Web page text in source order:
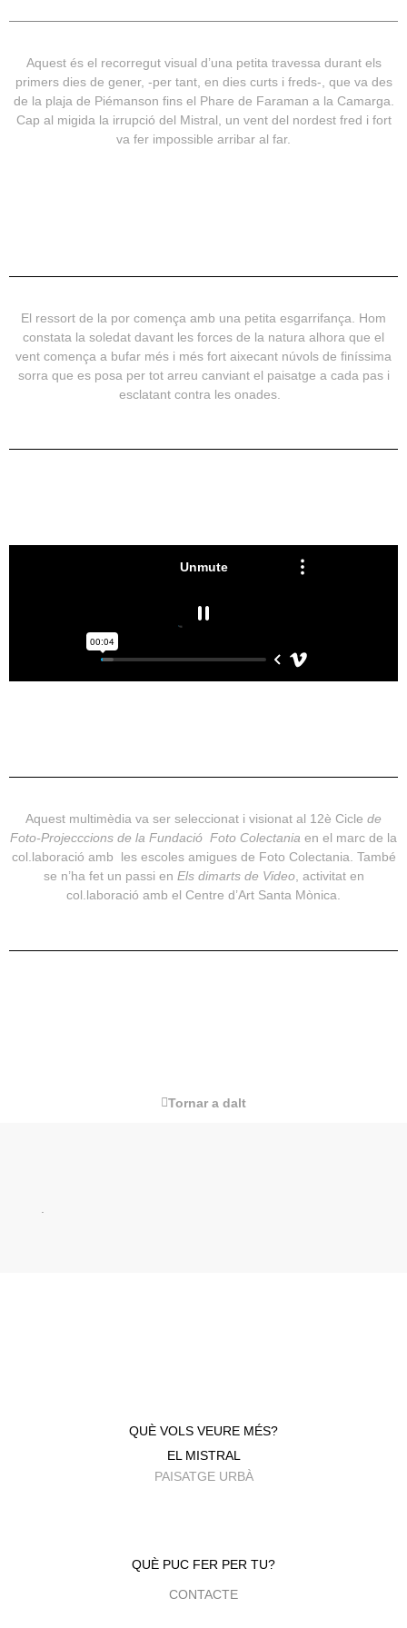
Aquest és el recorregut visual d’una petita travessa durant els
primers dies de gener, -per tant, en dies curts i freds-, que va des
de la plaja de Piémanson fins el Phare de Faraman a la Camarga.
Cap al migida la irrupció del Mistral, un vent del nordest fred i fort
va fer impossible arribar al far.
El ressort de la por comença amb una petita esgarrifança. Hom
constata la soledat davant les forces de la natura alhora que el
vent comença a bufar més i més fort aixecant núvols de finíssima
sorra que es posa per tot arreu canviant el paisatge a cada pas i
esclatant contra les onades.
Aquest multimèdia va ser seleccionat i visionat al 12è Cicle de
Foto-Projecccions de la Fundació Foto Colectania en el marc de la
col.laboració amb les escoles amigues de Foto Colectania. També
se n’ha fet un passi en Els dimarts de Video, activitat en
col.laboració amb el Centre d’Art Santa Mònica.
Tornar a dalt
.
QUÈ VOLS VEURE MÉS?
EL MISTRAL
PAISATGE URBÀ
QUÈ PUC FER PER TU?
CONTACTE